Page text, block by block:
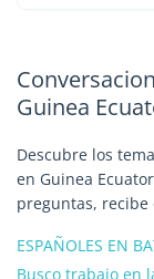
Guinea
Descubre los
en Guinea
preguntas, recibe
ESPAÑOLES EN
Busco trabajo en